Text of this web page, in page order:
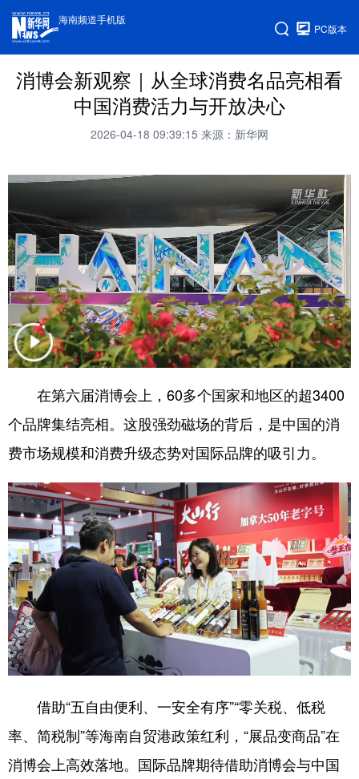
海南频道手机版
PC版本
消博会新观察｜从全球消费名品亮相看
中国消费活力与开放决心
2026-04-18 09:39:15 来源：新华网
在第六届消博会上，60多个国家和地区的超3400
个品牌集结亮相。这股强劲磁场的背后，是中国的消
费市场规模和消费升级态势对国际品牌的吸引力。
借助“五自由便利、一安全有序”“零关税、低税
率、简税制”等海南自贸港政策红利，“展品变商品”在
消博会上高效落地。国际品牌期待借助消博会与中国